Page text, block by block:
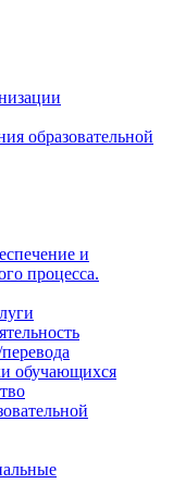
образовательной
и
процесса.
обучающихся